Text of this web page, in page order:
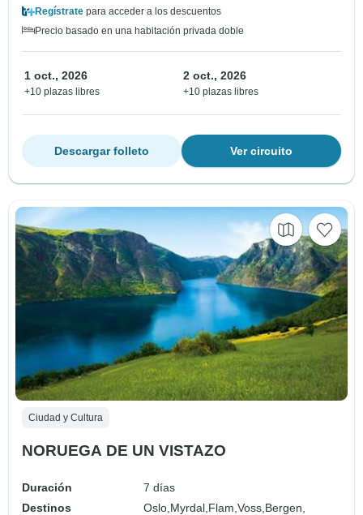
Regístrate para acceder a los descuentos
Precio basado en una habitación privada doble
1 oct., 2026
+10 plazas libres
2 oct., 2026
+10 plazas libres
Ver circuito
Descargar folleto
Ciudad y Cultura
NORUEGA DE UN VISTAZO
Duración
7 días
Destinos
Oslo,Myrdal,Flam,Voss,Bergen,